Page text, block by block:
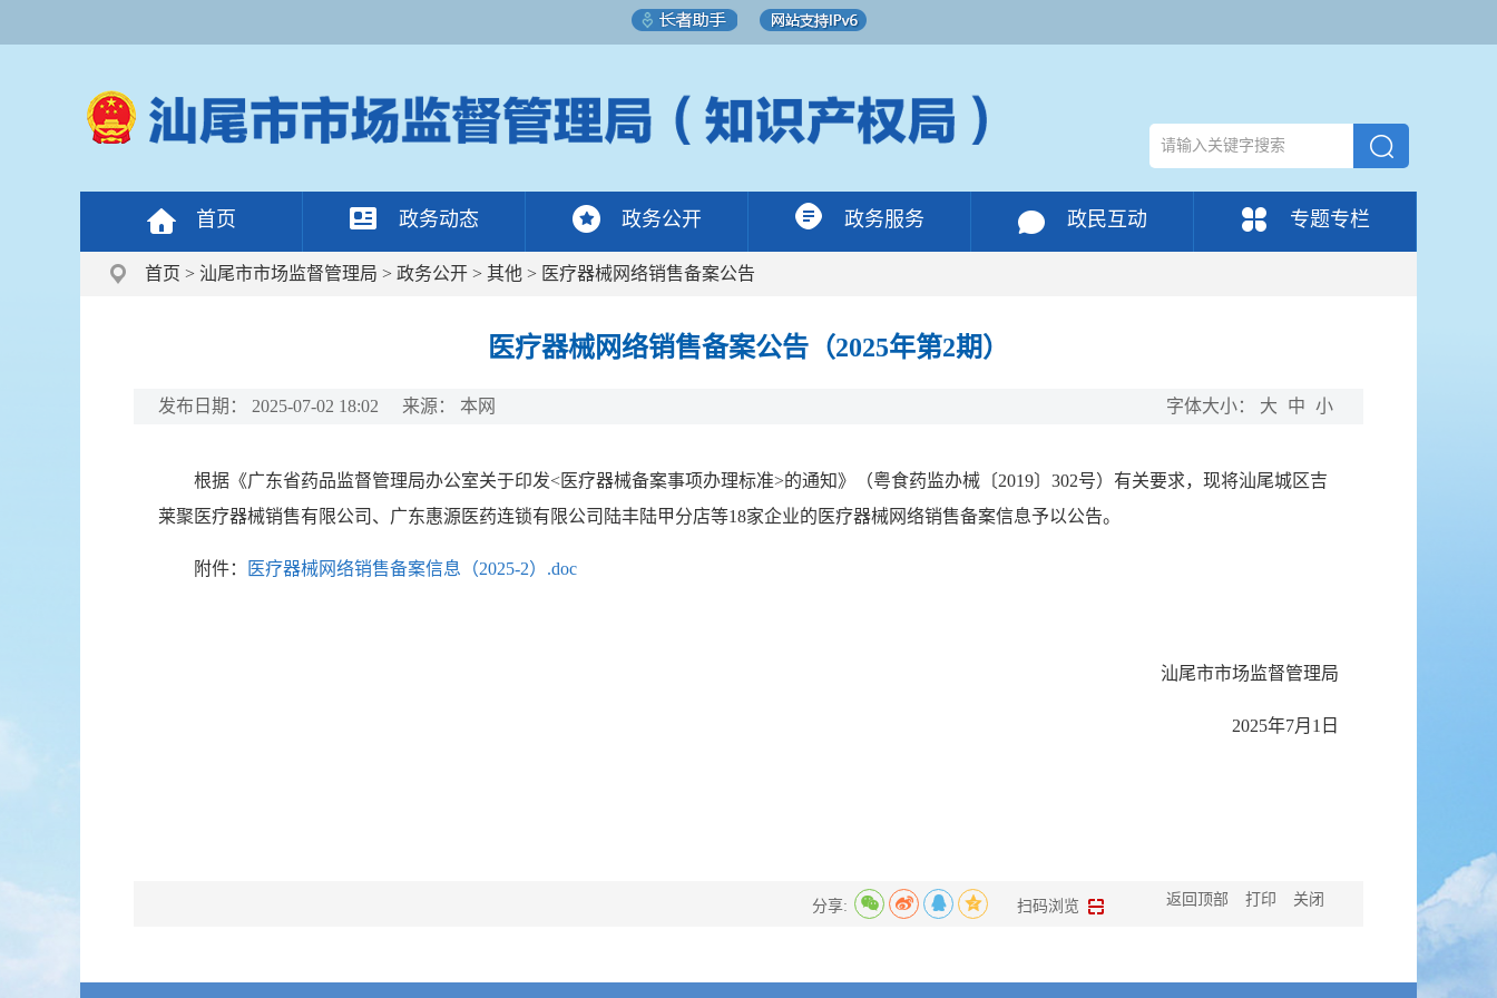
首页 政务动态 政务公开 政务服务 政民互动 专题专栏
首页 > 汕尾市市场监督管理局 > 政务公开 > 其他 > 医疗器械网络销售备案公告
医疗器械网络销售备案公告（2025年第2期）
发布日期： 2025-07-02 18:02 来源： 本网 字体大小： 大 中 小
根据《广东省药品监督管理局办公室关于印发<医疗器械备案事项办理标准>的通知》（粤食药监办械〔2019〕302号）有关要求，现将汕尾城区吉
莱聚医疗器械销售有限公司、广东惠源医药连锁有限公司陆丰陆甲分店等18家企业的医疗器械网络销售备案信息予以公告。
附件： 医疗器械网络销售备案信息（2025-2）.doc
汕尾市市场监督管理局
2025年7月1日
分享: 扫码浏览 返回顶部 打印 关闭